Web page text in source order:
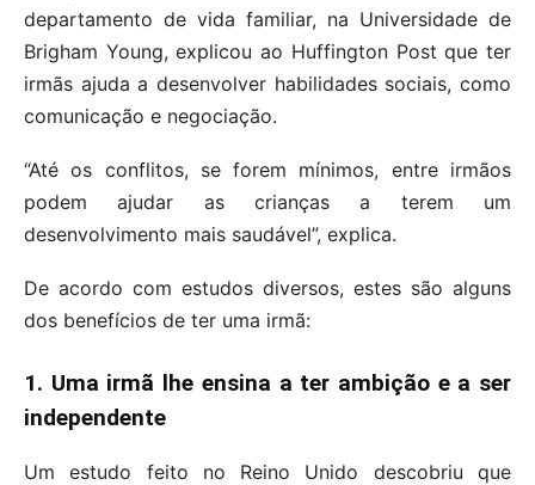
departamento de vida familiar, na Universidade de
Brigham Young, explicou ao Huffington Post que ter
irmãs ajuda a desenvolver habilidades sociais, como
comunicação e negociação.
“Até os conflitos, se forem mínimos, entre irmãos
podem ajudar as crianças a terem um
desenvolvimento mais saudável”, explica.
De acordo com estudos diversos, estes são alguns
dos benefícios de ter uma irmã:
1. Uma irmã lhe ensina a ter ambição e a ser
independente
Um estudo feito no Reino Unido descobriu que